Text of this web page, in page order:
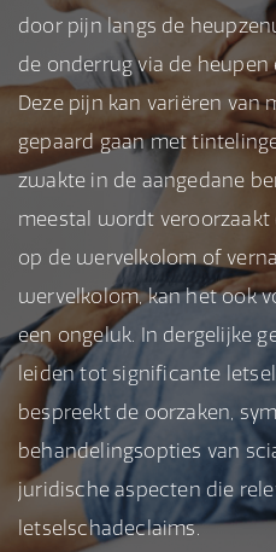
door pijn langs de
de onderrug via de heupen
Deze pijn kan variëren van
gepaard gaan met
zwakte in de aangedane
meestal wordt
op de wervelkolom of
wervelkolom, kan het ook
een ongeluk. In dergelijke
leiden tot significante
bespreekt de oorzaken,
behandelingsopties van
juridische aspecten die
letselschadeclaims.